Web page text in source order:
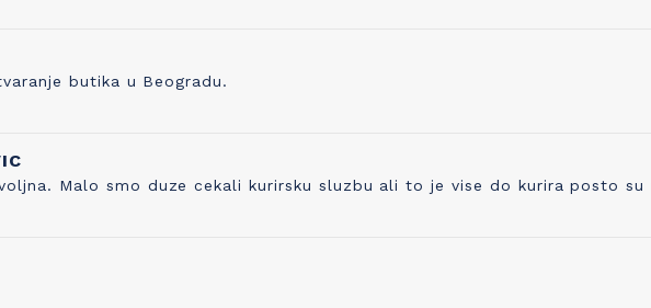
butika u Beogradu.
Malo smo duze cekali kurirsku sluzbu ali to je vise do kurira posto
a
I
kvaliteta sve do kraja proizvodne linije. Zato